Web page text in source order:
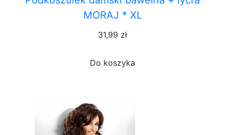
MORAJ * XL
31,99 zł
Do koszyka